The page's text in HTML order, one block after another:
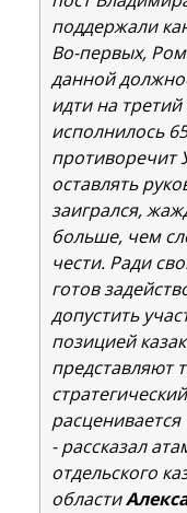
поддержали
Во-первых,
данной
идти на
исполнилось
противоречит
оставлять
заигрался,
больше, чем
чести. Ради
готов
допустить
позицией
представляют
расценивается
- рассказал
отдельского
области